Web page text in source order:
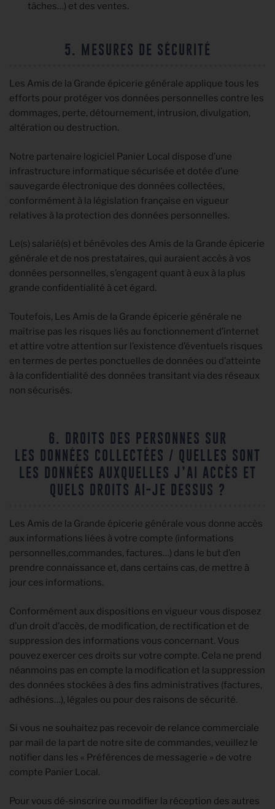
tâches…) et des ventes.
5. MESURES DE SÉCURITÉ
Les Amis de la Grande épicerie générale applique tous les
efforts pour protéger vos données personnelles contre les
dommages, perte, détournement, intrusion, divulgation,
altération ou destruction.
Notre partenaire logiciel Panier Local dispose d’une
infrastructure informatique sécurisée et dotée d’une
sauvegarde électronique des données collectées,
conformément à la législation française en vigueur
relatives à la protection des données personnelles.
Le(s) salarié(s) et bénévoles des Amis de la Grande épicerie
générale et de nos prestataires, qui auraient accès à vos
données personnelles, s’engagent quant à eux à la plus
grande confidentialité à cet égard.
Toutefois, Les Amis de la Grande épicerie générale ne
maîtrise pas les risques liés au fonctionnement d’internet
et attire votre attention sur l’existence d’éventuels risques
en termes de pertes ponctuelles de données ou d’atteinte
à la confidentialité des données transitant via des réseaux
non sécurisés.
6. DROITS DES PERSONNES SUR
LES DONNÉES COLLECTÉES / QUELLES SONT
LES DONNÉES AUXQUELLES J’AI ACCÈS ET
QUELS DROITS AI-JE DESSUS ?
Les Amis de la Grande épicerie générale vous donne accès
aux informations liées à votre compte (informations
personnelles,commandes, factures…) dans le but d’en
prendre connaissance et, dans certains cas, de mettre à
jour ces informations.
Conformément aux dispositions en vigueur vous disposez
d’un droit d’accès, de modification, de rectification et de
suppression des informations vous concernant. Vous
pouvez exercer ces droits sur votre compte. Cela ne prend
néanmoins pas en compte la modification et la suppression
des données stockées à des fins administratives (factures,
adhésions…), légales ou pour des raisons de sécurité.
Si vous ne souhaitez pas recevoir de relance commerciale
par mail de la part de notre site de commandes, veuillez le
notifier dans les « Préférences de messagerie » de votre
compte Panier Local.
Pour vous dé-sinscrire ou modifier la réception des autres